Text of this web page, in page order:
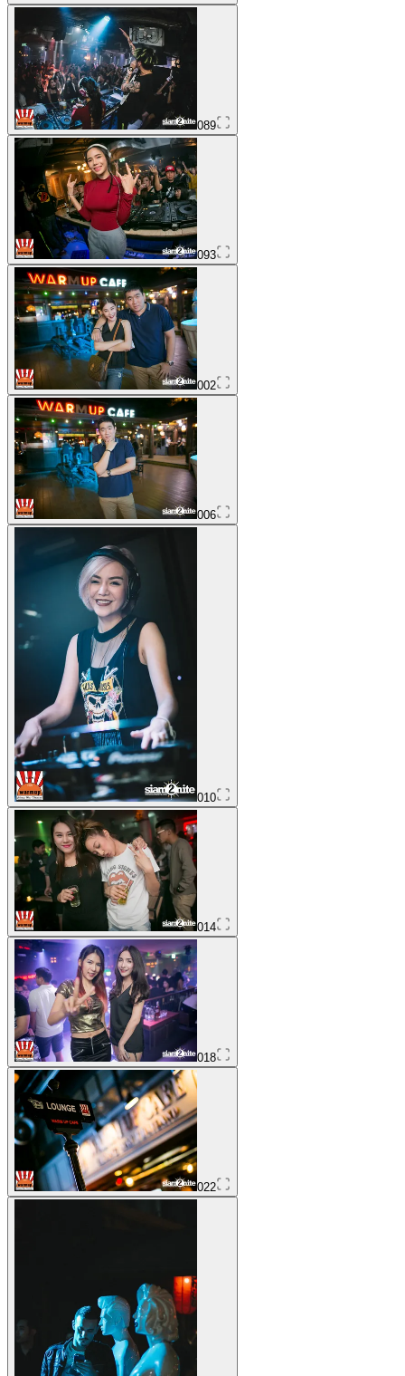
089
093
002
006
010
014
018
022